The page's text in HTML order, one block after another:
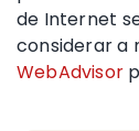
de Internet
considerar a
WebAdvisor